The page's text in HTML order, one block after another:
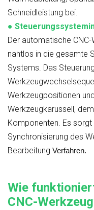
Schneidleistung bei.
●
Der automatische
nahtlos in die gesamte
Systems. Das
Werkzeugpositionen
Werkzeugkarussell,
Komponenten. Es
Synchronisierung des
Bearbeitung Verfahren.
Wie
CNC-